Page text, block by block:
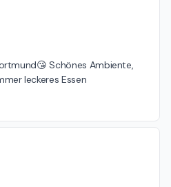
Schönes Ambiente,
leckeres Essen